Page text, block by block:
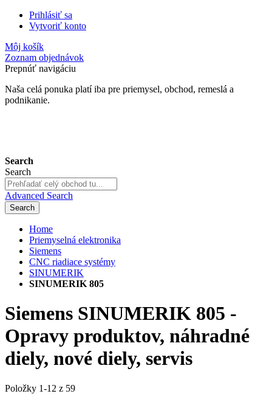
Prihlásiť sa
Vytvoriť konto
Môj košík
Zoznam objednávok
Prepnúť navigáciu
Naša celá ponuka platí iba pre priemysel, obchod, remeslá a
podnikanie.
Search
Search
Advanced Search
Search
Home
Priemyselná elektronika
Siemens
CNC riadiace systémy
SINUMERIK
SINUMERIK 805
Siemens SINUMERIK 805 -
Opravy produktov, náhradné
diely, nové diely, servis
Položky 1-12 z 59